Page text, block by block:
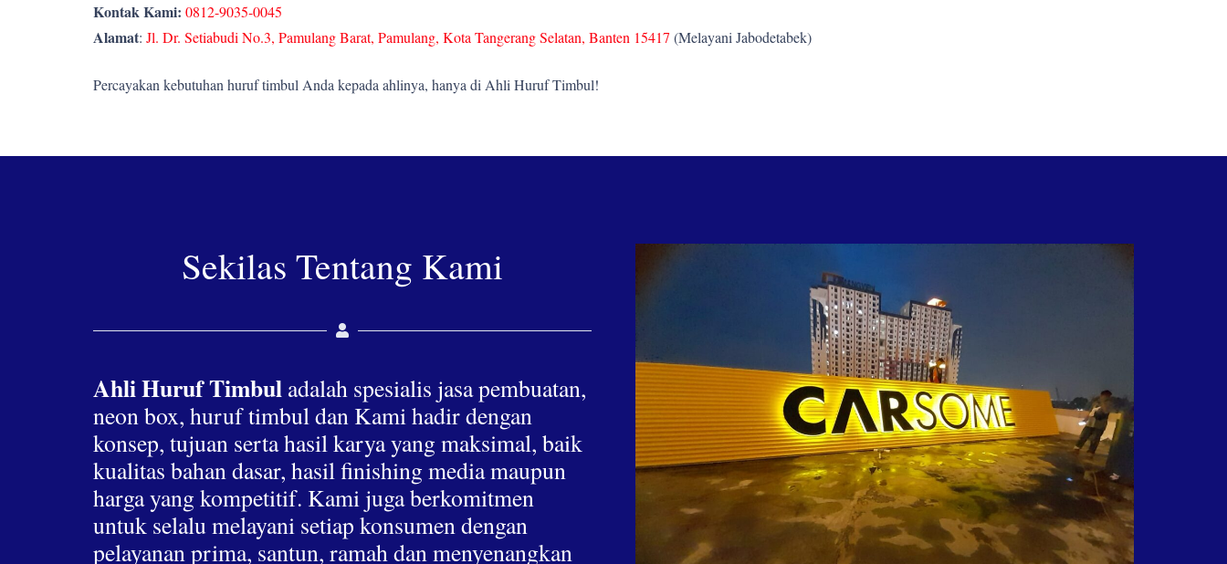
Kontak Kami: 0812-9035-0045
Alamat: Jl. Dr. Setiabudi No.3, Pamulang Barat, Pamulang, Kota Tangerang Selatan, Banten 15417 (Melayani Jabodetabek)
Percayakan kebutuhan huruf timbul Anda kepada ahlinya, hanya di Ahli Huruf Timbul!
Sekilas Tentang Kami
Ahli Huruf Timbul adalah spesialis jasa pembuatan,
neon box, huruf timbul dan Kami hadir dengan
konsep, tujuan serta hasil karya yang maksimal, baik
kualitas bahan dasar, hasil finishing media maupun
harga yang kompetitif. Kami juga berkomitmen
untuk selalu melayani setiap konsumen dengan
pelayanan prima, santun, ramah dan menyenangkan